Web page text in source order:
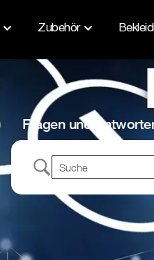
Zubehör
Fragen und